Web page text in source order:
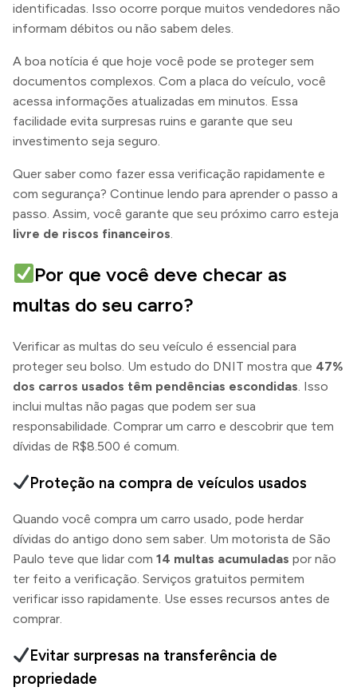
identificadas. Isso ocorre porque muitos vendedores não
informam débitos ou não sabem deles.
A boa notícia é que hoje você pode se proteger sem
documentos complexos. Com a placa do veículo, você
acessa informações atualizadas em minutos. Essa
facilidade evita surpresas ruins e garante que seu
investimento seja seguro.
Quer saber como fazer essa verificação rapidamente e
com segurança? Continue lendo para aprender o passo a
passo. Assim, você garante que seu próximo carro esteja
livre de riscos financeiros.
Por que você deve checar as
multas do seu carro?
Verificar as multas do seu veículo é essencial para
proteger seu bolso. Um estudo do DNIT mostra que 47%
dos carros usados têm pendências escondidas. Isso
inclui multas não pagas que podem ser sua
responsabilidade. Comprar um carro e descobrir que tem
dívidas de R$8.500 é comum.
Proteção na compra de veículos usados
Quando você compra um carro usado, pode herdar
dívidas do antigo dono sem saber. Um motorista de São
Paulo teve que lidar com 14 multas acumuladas por não
ter feito a verificação. Serviços gratuitos permitem
verificar isso rapidamente. Use esses recursos antes de
comprar.
Evitar surpresas na transferência de
propriedade